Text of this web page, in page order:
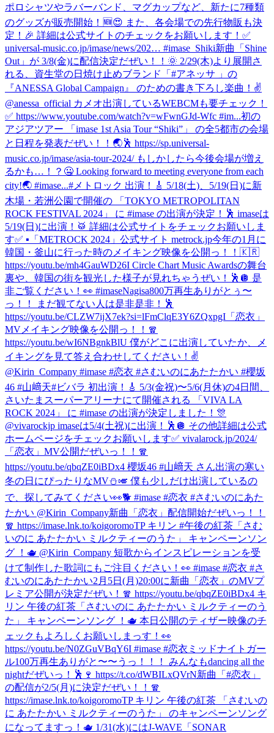
ポロシャツやラバーバンド、マグカップなど、新たに7種類
のグッズが販売開始！🆕😍 また、各会場での先行物販も決
定！🎉 詳細は公式サイトのチェックをお願いします！✅
universal-music.co.jp/imase/news/202… #imase_Shiki新曲「Shine
Out」が 3/8(金)に配信決定だぜい！！🌞 2/29(木)より展開さ
れる、資生堂の日焼け止めブランド「#アネッサ 」の
『ANESSA Global Campaign』 のための書き下ろし楽曲！✌️
@anessa_official カメオ出演しているWEBCMも要チェック！
✅ https://www.youtube.com/watch?v=wFwnGJd-Wfc #im...初の
アジアツアー 「imase 1st Asia Tour “Shiki”」 の全5都市の会場
と日程を発表だぜい！！🌏🕺 https://sp.universal-
music.co.jp/imase/asia-tour-2024/ もしかしたら今後会場が増え
るかも…！？🤐 Looking forward to meeting everyone from each
city!🌏 #imase...#メトロック 出演！🎸 5/18(土)、5/19(日)に新
木場・若洲公園で開催の 「TOKYO METROPOLITAN
ROCK FESTIVAL 2024」 に #imase の出演が決定！🕺 imaseは
5/19(日)に出演！🥁 詳細は公式サイトをチェックお願いしま
す✅ ▪︎「METROCK 2024」公式サイト metrock.jp今年の1月に
韓国・釜山に行った時のメイキング映像を公開っ！！🇰🇷
https://youtu.be/mh4GauWD26I Circle Chart Music Awardsの舞台
裏や、韓国の街を観光した様子が見れちゃうぜい！🕺🪩 是
非ご覧ください！👀 #imaseNagisa800万再生ありがとぅ〜
っ！！ まだ観てない人は是非是非！🕺
https://youtu.be/CLZW7ijX7ek?si=lFmClqE3Y6ZQxpgI 「恋衣」
MVメイキング映像を公開っ！！🧣
https://youtu.be/wI6NBgnkBlU 僕がどこに出演していたか、メ
イキングを見て答え合わせしてください！✌️
@Kirin_Company #imase #恋衣 #さむいのにあたたかい #櫻坂
46 #山﨑天#ビバラ 初出演！🎸 5/3(金祝)〜5/6(月休)の4日間、
さいたまスーパーアリーナにて開催される 「VIVA LA
ROCK 2024」 に #imase の出演が決定しました！🎊
@vivarockjp imaseは5/4(土祝)に出演！🕺🪩 その他詳細は公式
ホームページをチェックお願いします✅ vivalarock.jp/2024/
「恋衣」MV公開だぜいっ！！🧣
https://youtu.be/qbqZE0iBDx4 櫻坂46 #山﨑天 さん出演の寒い
冬の日にぴったりなMV⛄️🎺 僕も少しだけ出演しているの
で、探してみてください👀🐕 #imase #恋衣 #さむいのにあた
たかい @Kirin_Company新曲「恋衣」配信開始だぜいっ！！
🧣 https://imase.lnk.to/koigoromoTP キリン #午後の紅茶「さむ
いのに あたたかい ミルクティーのうた」 キャンペーンソン
グ ！🫖 @Kirin_Company 短歌からインスピレーションを受
けて制作した歌詞にもご注目ください！👀 #imase #恋衣 #さ
むいのにあたたかい2月5日(月)20:00に新曲「恋衣」のMVプ
レミア公開が決定だぜい！🧣 https://youtu.be/qbqZE0iBDx4 キ
リン 午後の紅茶「さむいのに あたたかい ミルクティーのう
た」 キャンペーンソング ！🫖 本日公開のティザー映像のチ
ェックもよろしくお願いしまっす！👀
https://youtu.be/N0ZGuVBqY6I #imase #恋衣 ミッドナイトガー
ル100万再生ありがと〜〜うっ！！！ みんなもdancing all the
nightだぜいっ！🕺🍷 https://t.co/dWBILxQVrN新曲「#恋衣」
の配信が2/5(月)に決定だぜい！！🧣
https://imase.lnk.to/koigoromoTP キリン 午後の紅茶 「さむいの
に あたたかい ミルクティーのうた」 のキャンペーンソング
になってますっ！🫖 1/31(水)にはJ-WAVE「SONAR